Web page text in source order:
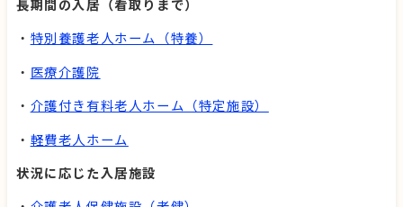
長期間の入居（看取りまで）
・ 特別養護老人ホーム（特養）
・ 医療介護院
・ 介護付き有料老人ホーム（特定施設）
・ 軽費老人ホーム
状況に応じた入居施設